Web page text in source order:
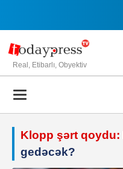
Real, Etibarlı, Obyektiv
Klopp şərt qoydu:
gedəcək?